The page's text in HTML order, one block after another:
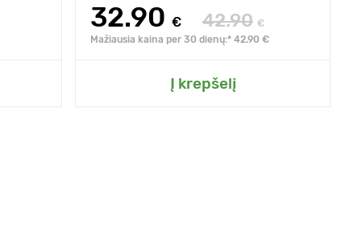
32.90 € 42.90 €
Mažiausia kaina per 30 dienų:* 42.90 €
Į krepšelį